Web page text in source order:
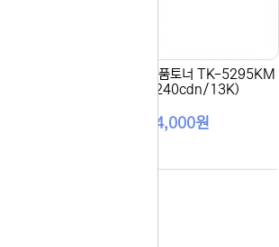
[KYOCERA] 정품토너 TK-5295KM
빨강 (P7240cdn/13K)
234,000원